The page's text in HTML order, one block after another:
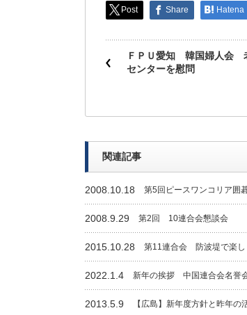
Post Share Hatena
ＦＰＵ愛知 韓国婦人会
センターを慰問
関連記事
2008.10.18 第5回ピースワンコリア囲
2008.9.29 第2回 10連合会懇談会
2015.10.28 第11連合会 防波堤で楽し
2022.1.4 新年の挨拶 中国連合会名誉
2013.5.9 【広島】新年度方針と昨年